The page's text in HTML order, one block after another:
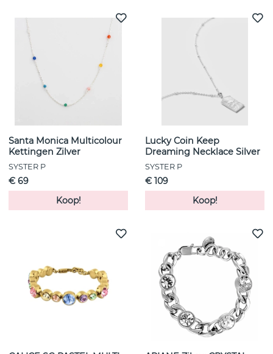
Santa Monica Multicolour
Kettingen Zilver
SYSTER P
€ 69
Koop!
Lucky Coin Keep
Dreaming Necklace Silver
SYSTER P
€ 109
Koop!